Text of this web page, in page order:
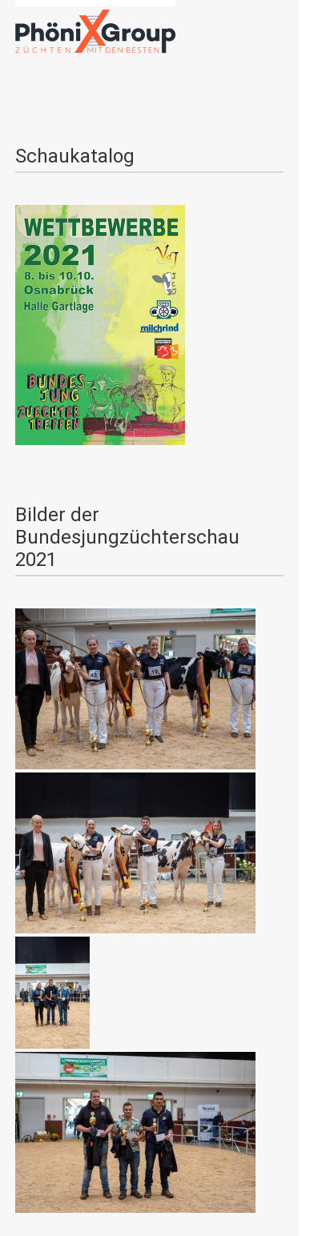
Schaukatalog
Bilder der
Bundesjungzüchterschau
2021